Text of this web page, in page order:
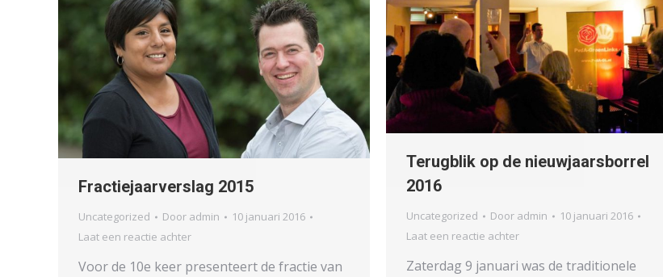
Fractiejaarverslag 2015
Uncategorized Door admin
10 januari 2016
Laat een reactie achter
Voor de 10e keer presenteert de fractie van
Terugblik op de nieuwjaarsborrel
2016
Uncategorized Door admin
10 januari 2016
Laat een reactie achter
Zaterdag 9 januari was de traditionele